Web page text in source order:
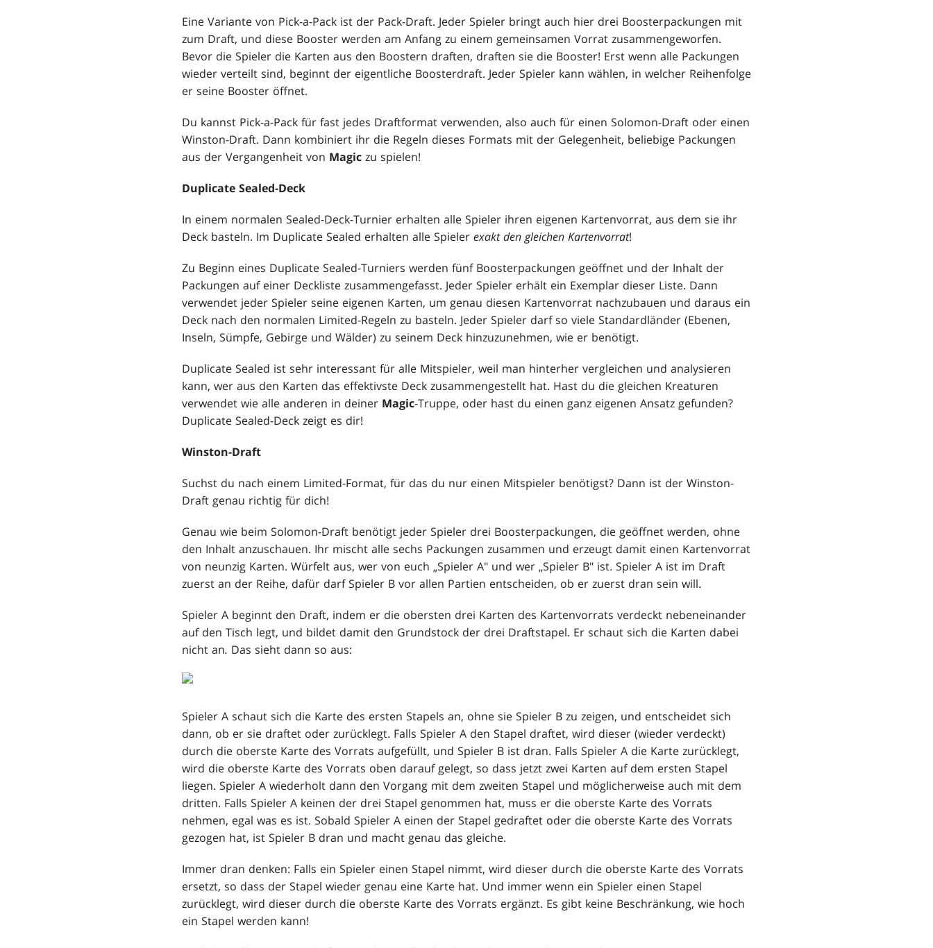
Eine Variante von Pick-a-Pack ist der Pack-Draft. Jeder Spieler bringt auch hier drei Boosterpackungen mit
zum Draft, und diese Booster werden am Anfang zu einem gemeinsamen Vorrat zusammengeworfen.
Bevor die Spieler die Karten aus den Boostern draften, draften sie die Booster! Erst wenn alle Packungen
wieder verteilt sind, beginnt der eigentliche Boosterdraft. Jeder Spieler kann wählen, in welcher Reihenfolge
er seine Booster öffnet.
Du kannst Pick-a-Pack für fast jedes Draftformat verwenden, also auch für einen Solomon-Draft oder einen
Winston-Draft. Dann kombiniert ihr die Regeln dieses Formats mit der Gelegenheit, beliebige Packungen
aus der Vergangenheit von Magic zu spielen!
Duplicate Sealed-Deck
In einem normalen Sealed-Deck-Turnier erhalten alle Spieler ihren eigenen Kartenvorrat, aus dem sie ihr
Deck basteln. Im Duplicate Sealed erhalten alle Spieler exakt den gleichen Kartenvorrat!
Zu Beginn eines Duplicate Sealed-Turniers werden fünf Boosterpackungen geöffnet und der Inhalt der
Packungen auf einer Deckliste zusammengefasst. Jeder Spieler erhält ein Exemplar dieser Liste. Dann
verwendet jeder Spieler seine eigenen Karten, um genau diesen Kartenvorrat nachzubauen und daraus ein
Deck nach den normalen Limited-Regeln zu basteln. Jeder Spieler darf so viele Standardländer (Ebenen,
Inseln, Sümpfe, Gebirge und Wälder) zu seinem Deck hinzuzunehmen, wie er benötigt.
Duplicate Sealed ist sehr interessant für alle Mitspieler, weil man hinterher vergleichen und analysieren
kann, wer aus den Karten das effektivste Deck zusammengestellt hat. Hast du die gleichen Kreaturen
verwendet wie alle anderen in deiner Magic-Truppe, oder hast du einen ganz eigenen Ansatz gefunden?
Duplicate Sealed-Deck zeigt es dir!
Winston-Draft
Suchst du nach einem Limited-Format, für das du nur einen Mitspieler benötigst? Dann ist der Winston-
Draft genau richtig für dich!
Genau wie beim Solomon-Draft benötigt jeder Spieler drei Boosterpackungen, die geöffnet werden, ohne
den Inhalt anzuschauen. Ihr mischt alle sechs Packungen zusammen und erzeugt damit einen Kartenvorrat
von neunzig Karten. Würfelt aus, wer von euch „Spieler A" und wer „Spieler B" ist. Spieler A ist im Draft
zuerst an der Reihe, dafür darf Spieler B vor allen Partien entscheiden, ob er zuerst dran sein will.
Spieler A beginnt den Draft, indem er die obersten drei Karten des Kartenvorrats verdeckt nebeneinander
auf den Tisch legt, und bildet damit den Grundstock der drei Draftstapel. Er schaut sich die Karten dabei
nicht an. Das sieht dann so aus:
Spieler A schaut sich die Karte des ersten Stapels an, ohne sie Spieler B zu zeigen, und entscheidet sich
dann, ob er sie draftet oder zurücklegt. Falls Spieler A den Stapel draftet, wird dieser (wieder verdeckt)
durch die oberste Karte des Vorrats aufgefüllt, und Spieler B ist dran. Falls Spieler A die Karte zurücklegt,
wird die oberste Karte des Vorrats oben darauf gelegt, so dass jetzt zwei Karten auf dem ersten Stapel
liegen. Spieler A wiederholt dann den Vorgang mit dem zweiten Stapel und möglicherweise auch mit dem
dritten. Falls Spieler A keinen der drei Stapel genommen hat, muss er die oberste Karte des Vorrats
nehmen, egal was es ist. Sobald Spieler A einen der Stapel gedraftet oder die oberste Karte des Vorrats
gezogen hat, ist Spieler B dran und macht genau das gleiche.
Immer dran denken: Falls ein Spieler einen Stapel nimmt, wird dieser durch die oberste Karte des Vorrats
ersetzt, so dass der Stapel wieder genau eine Karte hat. Und immer wenn ein Spieler einen Stapel
zurücklegt, wird dieser durch die oberste Karte des Vorrats ergänzt. Es gibt keine Beschränkung, wie hoch
ein Stapel werden kann!